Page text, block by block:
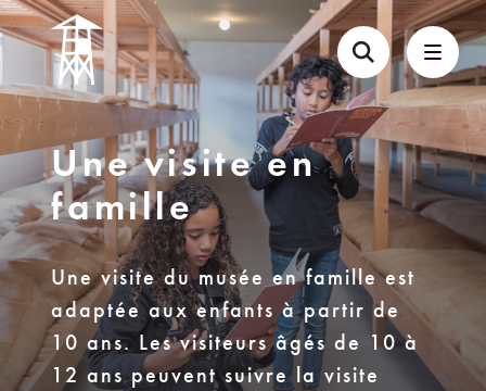
Une visite en
famille
Une visite du musée en famille est
adaptée aux enfants à partir de
10 ans. Les visiteurs âgés de 10 à
12 ans peuvent suivre la visite